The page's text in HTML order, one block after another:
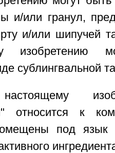
и/или гранул,
и/или шипучей
изобретению
сублингвальной
относится к
под язык